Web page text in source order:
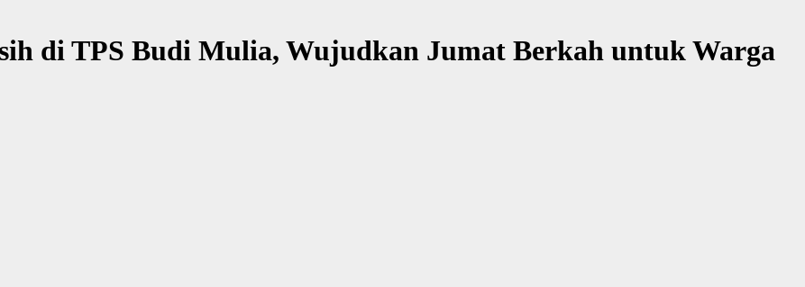
di TPS Budi Mulia, Wujudkan Jumat Berkah untuk Warga